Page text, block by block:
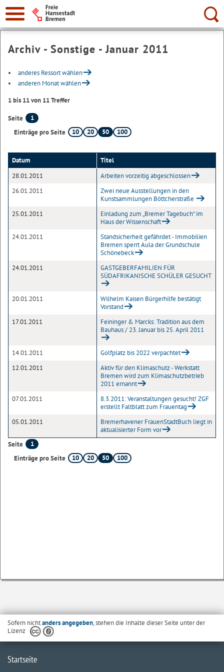
Suche:
Archiv - Sonstige - Januar 2011
anderes Ressort wählen
anderen Monat wählen
1 bis 11 von 11 Treffer
Seite
1
Einträge pro Seite
10 20 50 100
Datum
Titel
28.01.2011
Arbeiten vorzeitig abgeschlossen
26.01.2011
Zwei neue Ausstellungen in den
Kunstsammlungen Böttcherstraße
25.01.2011
Einladung zum „Bremer Tagebuch“ im
Haus der Wissenschaft
24.01.2011
Standsicherheit gefährdet - Immobilien
Bremen sperrt Aula der Grundschule
Schönebeck
24.01.2011
GASTGEBERFAMILIEN FÜR
SÜDAFRIKANISCHE SCHÜLER GESUCHT
20.01.2011
Wilhelm Kaisen Bürgerhilfe bestätigt
Vorstand
17.01.2011
Feininger & Marcks: Tradition aus dem
Bauhaus / 23. Januar bis 25. April 2011
14.01.2011
Golfplatz bis 2022 verpachtet
12.01.2011
Aktiv für den Klimaschutz - Werkstatt
Bremen wird zum Klimaschutzbetrieb
2011 ernannt
07.01.2011
8.3.2011: Veranstaltungen gesucht! ZGF
erstellt Faltblatt zum Frauentag
05.01.2011
Bremerhavener FrauenStadtBuch liegt in
aktualisierter Form vor
Seite
1
Einträge pro Seite
10 20 50 100
Sofern nichtanders angegeben, stehen die Inhalte dieser Seite unter der
Lizenz
Startseite